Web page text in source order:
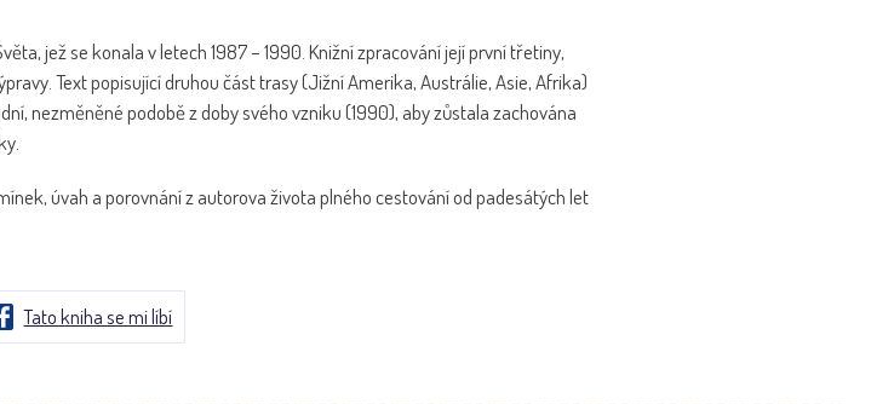
jež se konala v letech 1987 – 1990. Knižní zpracování její první třetiny,
Text popisující druhou část trasy (Jižní Amerika, Austrálie, Asie, Afrika)
nezměněné podobě z doby svého vzniku (1990), aby zůstala zachována
úvah a porovnání z autorova života plného cestování od padesátých let
Tato kniha se mi líbí